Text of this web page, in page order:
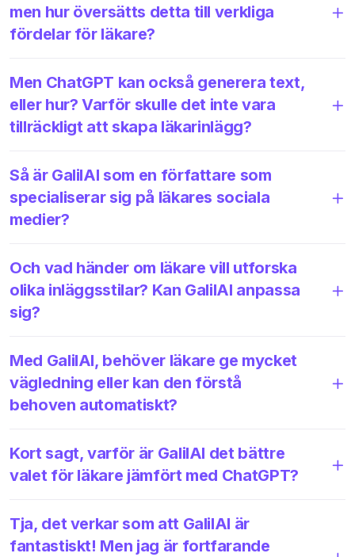
men hur översätts detta till verkliga
fördelar för läkare?
Men ChatGPT kan också generera text,
eller hur? Varför skulle det inte vara
tillräckligt att skapa läkarinlägg?
Så är GalilAI som en författare som
specialiserar sig på läkares sociala
medier?
Och vad händer om läkare vill utforska
olika inläggsstilar? Kan GalilAI anpassa
sig?
Med GalilAI, behöver läkare ge mycket
vägledning eller kan den förstå
behoven automatiskt?
Kort sagt, varför är GalilAI det bättre
valet för läkare jämfört med ChatGPT?
Tja, det verkar som att GalilAI är
fantastiskt! Men jag är fortfarande